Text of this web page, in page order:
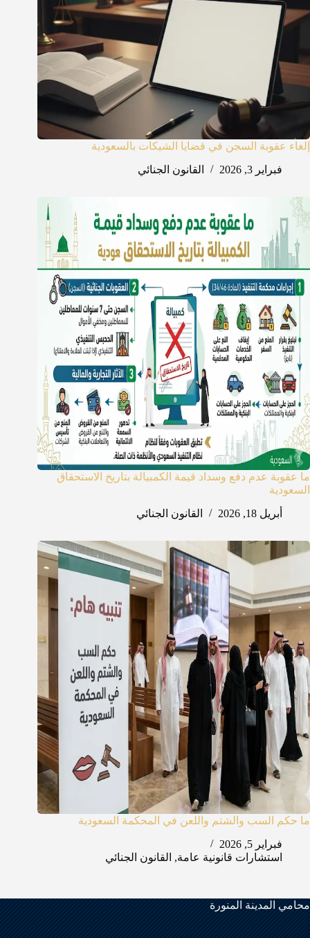
إلغاء عقوبة السجن في قضايا الشيكات بالسعودية
فبراير 3, 2026
القانون الجنائي
ما عقوبة عدم دفع وسداد قيمة الكمبيالة بتاريخ الاستحقاق
السعودية
أبريل 18, 2026
القانون الجنائي
ما حكم السب والشتم واللعن في المحكمة السعودية
فبراير 5, 2026
استشارات قانونية عامة, القانون الجنائي
محامي المدينة المنورة